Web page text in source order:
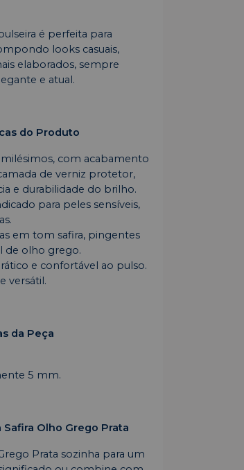
é perfeita para
looks casuais,
elaborados, sempre
e atual.
do Produto
com acabamento
de verniz protetor,
e durabilidade do brilho.
para peles sensíveis,
em tom safira, pingentes
de olho grego.
e confortável ao pulso.
versátil.
da Peça
5 mm.
Olho Grego Prata
Prata sozinha para um